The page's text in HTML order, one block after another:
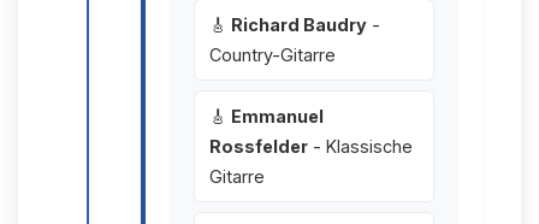
🎸 Richard Baudry -
Country-Gitarre
🎸 Emmanuel
Rossfelder - Klassische
Gitarre